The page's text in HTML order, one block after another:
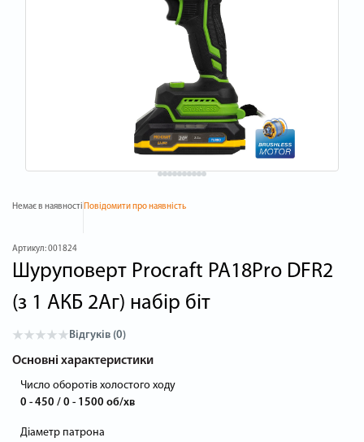
Немає в наявності Повідомити про наявність
Артикул:001824
Шуруповерт Procraft PA18Pro DFR2
(з 1 АКБ 2Аг) набір біт
Відгуків (0)
Основні характеристики
Число оборотів холостого ходу
0 - 450 / 0 - 1500 об/хв
Діаметр патрона